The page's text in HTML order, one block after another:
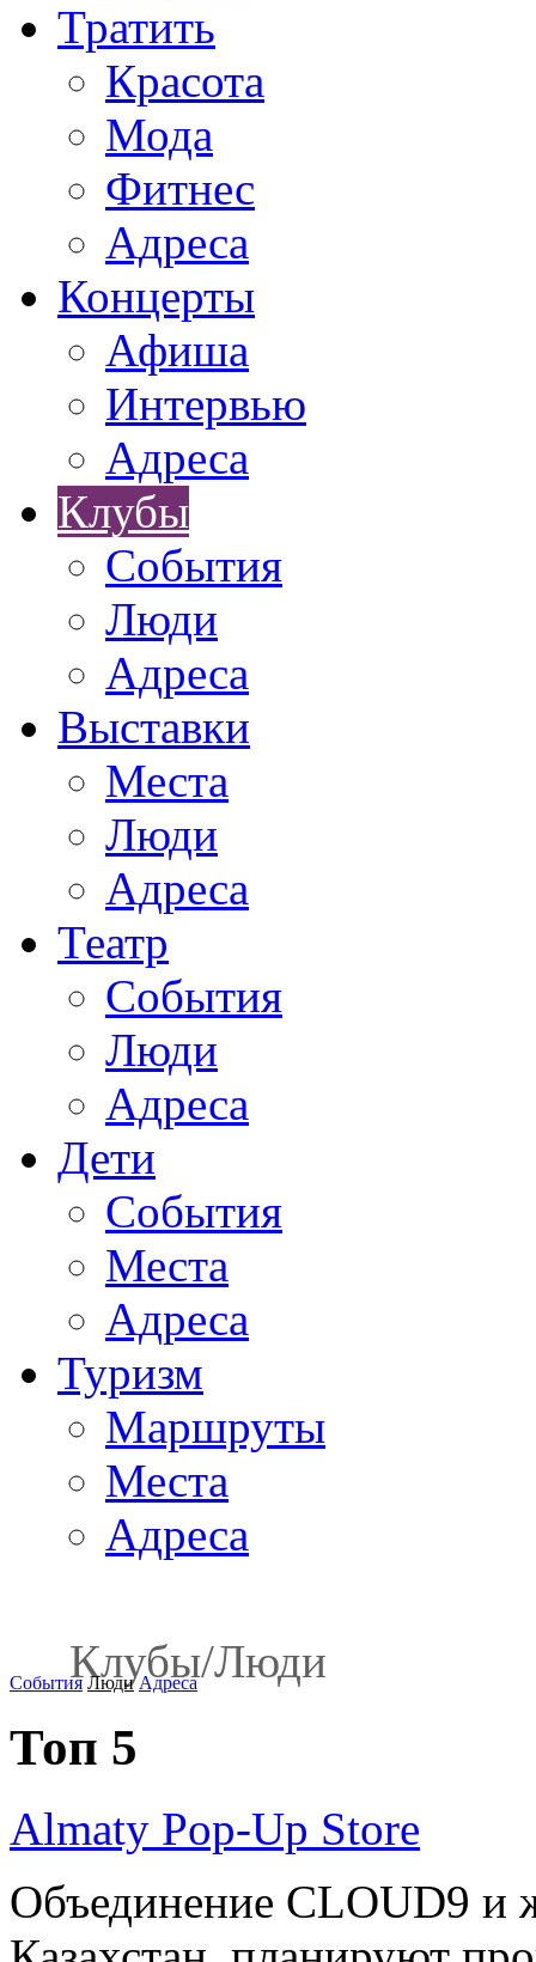
Тратить
Красота
Мода
Фитнес
Адреса
Концерты
Афиша
Интервью
Адреса
Клубы
События
Люди
Адреса
Выставки
Места
Люди
Адреса
Театр
События
Люди
Адреса
Дети
События
Места
Адреса
Туризм
Маршруты
Места
Адреса
Клубы/Люди
События Люди Адреса
Топ 5
Almaty Pop-Up Store
Объединение CLOUD9 и